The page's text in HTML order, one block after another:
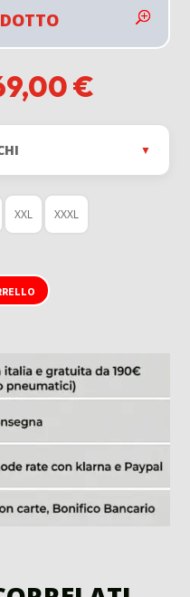
€.
€Il
prezzo
attuale
69,00
▼
XXL XXXL